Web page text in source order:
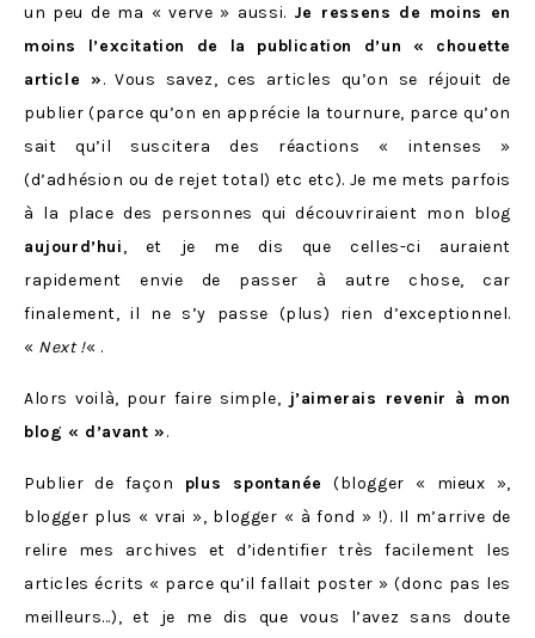
un peu de ma « verve » aussi. Je ressens de moins en
moins l’excitation de la publication d’un « chouette
article ». Vous savez, ces articles qu’on se réjouit de
publier (parce qu’on en apprécie la tournure, parce qu’on
sait qu’il suscitera des réactions « intenses »
(d’adhésion ou de rejet total) etc etc). Je me mets parfois
à la place des personnes qui découvriraient mon blog
aujourd’hui, et je me dis que celles-ci auraient
rapidement envie de passer à autre chose, car
finalement, il ne s’y passe (plus) rien d’exceptionnel.
« Next !« .
Alors voilà, pour faire simple, j’aimerais revenir à mon
blog « d’avant ».
Publier de façon plus spontanée
(blogger « mieux »,
blogger plus « vrai », blogger « à fond » !). Il m’arrive de
relire mes archives et d’identifier très facilement les
articles écrits « parce qu’il fallait poster » (donc pas les
meilleurs…), et je me dis que vous l’avez sans doute